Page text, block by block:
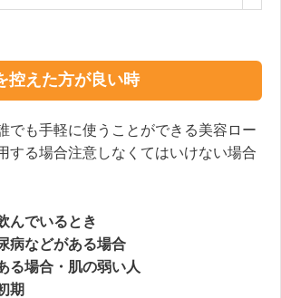
控えた方が良い時
でも手軽に使うことができる美容ロー
する場合注意しなくてはいけない場合
んでいるとき
病などがある場合
る場合・肌の弱い人
期